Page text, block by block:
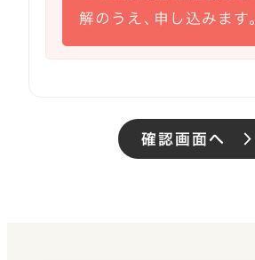
解のうえ、申し込みます。
確認画面へ